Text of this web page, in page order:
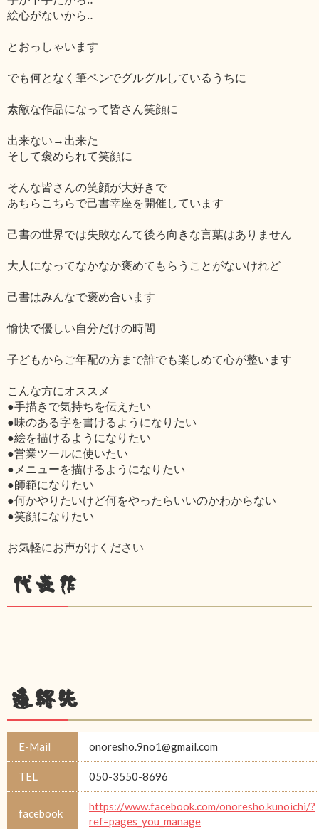
絵心がないから‥
とおっしゃいます
でも何となく筆ペンでグルグルしているうちに
素敵な作品になって皆さん笑顔に
出来ない→出来た
そして褒められて笑顔に
そんな皆さんの笑顔が大好きで
あちらこちらで己書幸座を開催しています
己書の世界では失敗なんて後ろ向きな言葉はありません
大人になってなかなか褒めてもらうことがないけれど
己書はみんなで褒め合います
愉快で優しい自分だけの時間
子どもからご年配の方まで誰でも楽しめて心が整います
こんな方にオススメ
●手描きで気持ちを伝えたい
●味のある字を書けるようになりたい
●絵を描けるようになりたい
●営業ツールに使いたい
●メニューを描けるようになりたい
●師範になりたい
●何かやりたいけど何をやったらいいのかわからない
●笑顔になりたい
お気軽にお声がけください
代表作
連絡先
E-Mail onoresho.9no1@gmail.com
TEL 050-3550-8696
facebook
https://www.facebook.com/onoresho.kunoichi/?
ref=pages_you_manage